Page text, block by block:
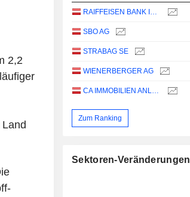
2,2
RAIFFEISEN BANK INTERNATIONAL AG
SBO AG
STRABAG SE
WIENERBERGER AG
CA IMMOBILIEN ANLAGEN AG
Zum Ranking
Sektoren-Veränderungen